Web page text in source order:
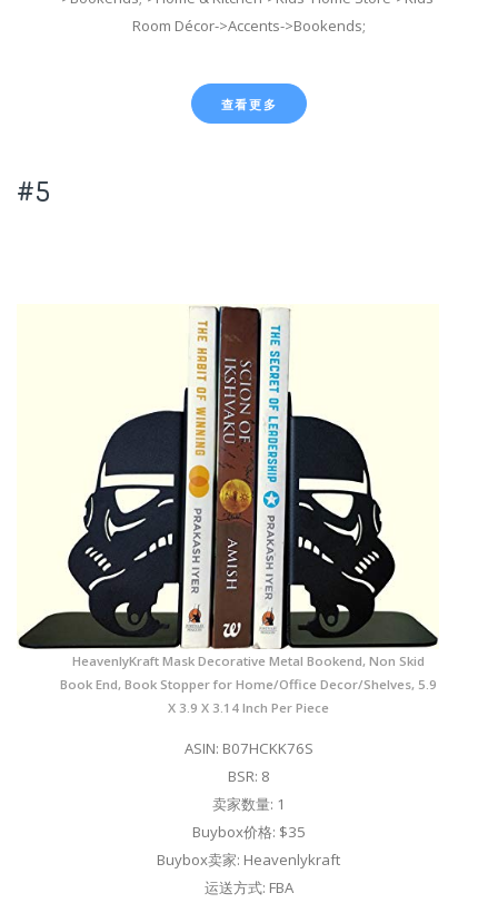
Room Décor->Accents->Bookends;
查看更多
#5
HeavenlyKraft Mask Decorative Metal Bookend, Non Skid
Book End, Book Stopper for Home/Office Decor/Shelves, 5.9
X 3.9 X 3.14 Inch Per Piece
ASIN: B07HCKK76S
BSR: 8
卖家数量: 1
Buybox价格: $35
Buybox卖家: Heavenlykraft
运送方式: FBA